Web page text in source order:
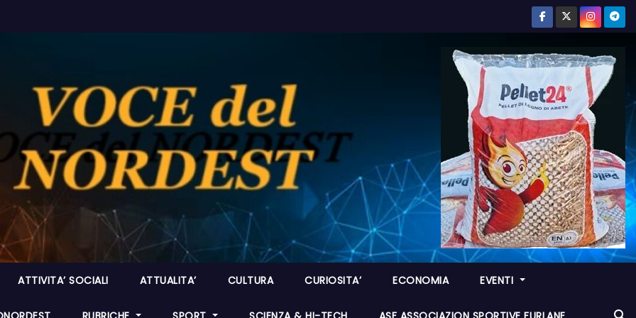
ATTIVITA’ SOCIALI ATTUALITA’ CULTURA CURIOSITA’ ECONOMIA EVENTI